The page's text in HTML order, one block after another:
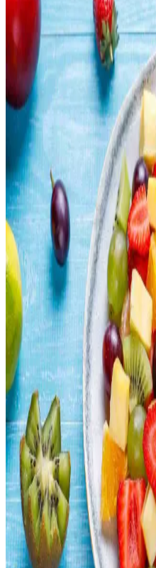
Evde smoothie hazırlamak,
Doğru malzeme seçimi, besin
uygulamalarla sağlıklı içecekler
Otomatik Kedi Kumu
Hijyen Sağlayan Pratik
Otomatik kedi kumu kabı,
sahiplerinin günlük yükünü
edilmelidir. Tasarruf, maddi ve
Çocuk Dostu ve Pratik
Dışarıda Yemek
Dışarıda yemek yeme
ve taşınabilir öğünler
ruloları, makarna salataları gibi
alternatifler sunar.
Lahana Nasıl
Geleneksel Tarifler
Lahana, ızgara, sote, haşlama,
hazırlanabilir. Hem çiğ hem
seçenekler sunar.
Çin Büfelerinde Sağlıklı
ve Düşük Sodyumlu
Çin büfelerinde sağlıklı
tüketimini artırmak ve
Düşük sodyumlu soslar tercih
edilmelidir.
Uygun Fiyatlı Ev
Ekonomik ve Lezzetli
Basit malzemelerle hazırlanan
yaşayanlar için besleyici ve
ve dikkat gerektirir, lezzeti